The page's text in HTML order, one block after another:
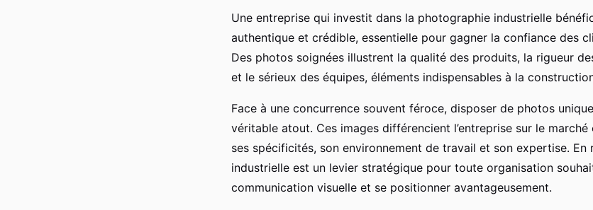
Une entreprise qui investit dans la photographie industrielle
authentique et crédible, essentielle pour gagner la confiance des
Des photos soignées illustrent la qualité des produits, la rigueur
et le sérieux des équipes, éléments indispensables à la
Face à une concurrence souvent féroce, disposer de photos
véritable atout. Ces images différencient l’entreprise sur le
ses spécificités, son environnement de travail et son expertise. En
industrielle est un levier stratégique pour toute organisation
communication visuelle et se positionner avantageusement.